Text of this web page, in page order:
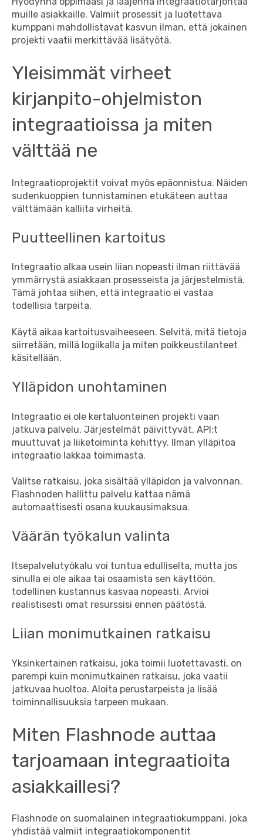
muille asiakkaille. Valmiit prosessit ja luotettava
kumppani mahdollistavat kasvun ilman, että jokainen
projekti vaatii merkittävää lisätyötä.
Yleisimmät virheet
kirjanpito-ohjelmiston
integraatioissa ja miten
välttää ne
Integraatioprojektit voivat myös epäonnistua. Näiden
sudenkuoppien tunnistaminen etukäteen auttaa
välttämään kalliita virheitä.
Puutteellinen kartoitus
Integraatio alkaa usein liian nopeasti ilman riittävää
ymmärrystä asiakkaan prosesseista ja järjestelmistä.
Tämä johtaa siihen, että integraatio ei vastaa
todellisia tarpeita.
Käytä aikaa kartoitusvaiheeseen. Selvitä, mitä tietoja
siirretään, millä logiikalla ja miten poikkeustilanteet
käsitellään.
Ylläpidon unohtaminen
Integraatio ei ole kertaluonteinen projekti vaan
jatkuva palvelu. Järjestelmät päivittyvät, API:t
muuttuvat ja liiketoiminta kehittyy. Ilman ylläpitoa
integraatio lakkaa toimimasta.
Valitse ratkaisu, joka sisältää ylläpidon ja valvonnan.
Flashnoden hallittu palvelu kattaa nämä
automaattisesti osana kuukausimaksua.
Väärän työkalun valinta
Itsepalvelutyökalu voi tuntua edulliselta, mutta jos
sinulla ei ole aikaa tai osaamista sen käyttöön,
todellinen kustannus kasvaa nopeasti. Arvioi
realistisesti omat resurssisi ennen päätöstä.
Liian monimutkainen ratkaisu
Yksinkertainen ratkaisu, joka toimii luotettavasti, on
parempi kuin monimutkainen ratkaisu, joka vaatii
jatkuvaa huoltoa. Aloita perustarpeista ja lisää
toiminnallisuuksia tarpeen mukaan.
Miten Flashnode auttaa
tarjoamaan integraatioita
asiakkaillesi?
Flashnode on suomalainen integraatiokumppani, joka
yhdistää valmiit integraatiokomponentit